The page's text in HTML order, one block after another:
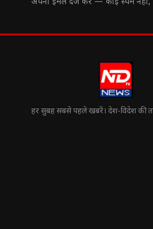
अपना ईमेल दर्ज करें — कोई स्पैम नहीं,
हर सुबह सबसे पहले खबरें। देश-विदेश की